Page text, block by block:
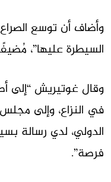
وأضاف أن توسع
السيطرة عليها”،
وقال غوتيريش “إلى
في النزاع، وإلى
الدولي، لدي رسالة
فرصة”.